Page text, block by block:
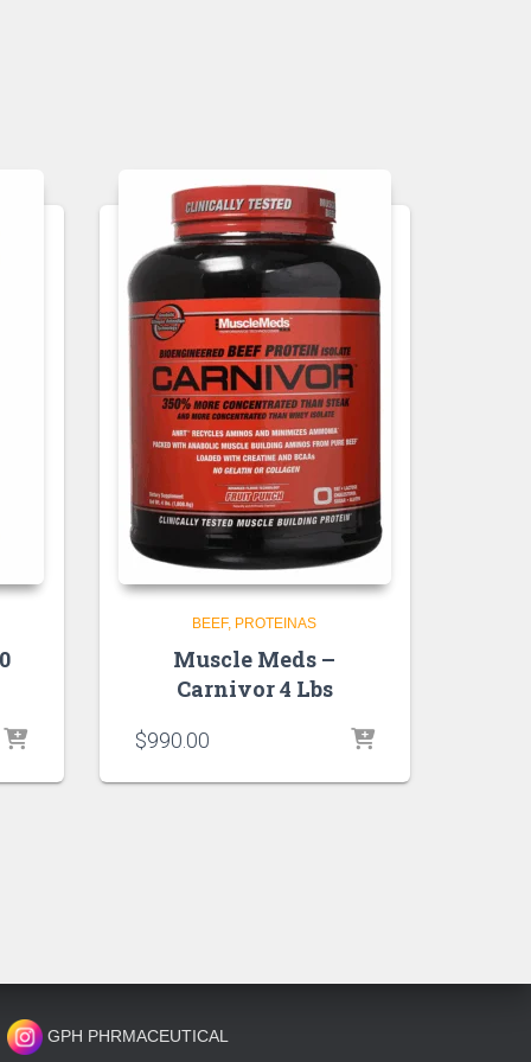
BEEF PROTEINAS
Muscle Meds –
Carnivor 4 Lbs
$990.00
GPH PHRMACEUTICAL